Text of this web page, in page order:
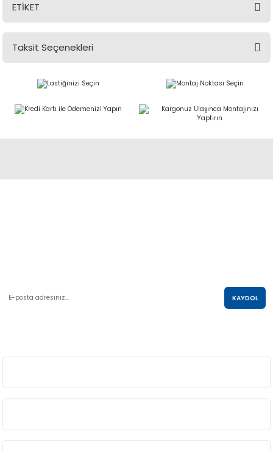
ETİKET
Taksit Seçenekleri
KAYDOL